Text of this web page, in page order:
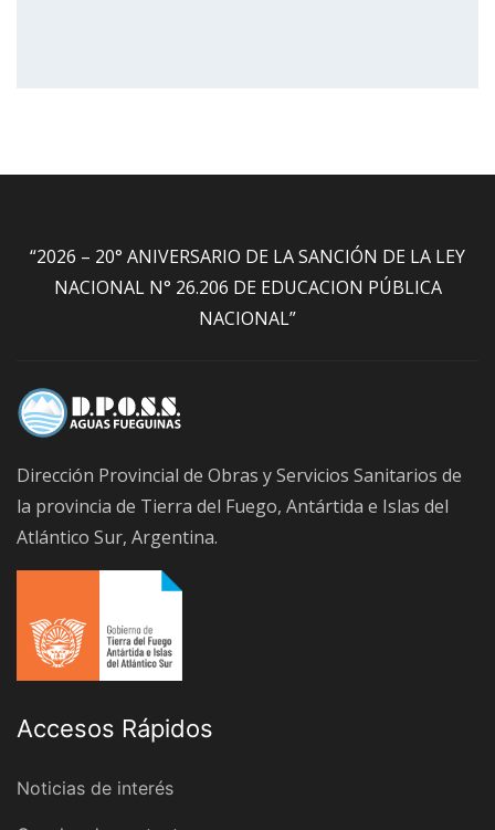
“2026 – 20° ANIVERSARIO DE LA SANCIÓN DE LA LEY
NACIONAL N° 26.206 DE EDUCACION PÚBLICA
NACIONAL”
Dirección Provincial de Obras y Servicios Sanitarios de
la provincia de Tierra del Fuego, Antártida e Islas del
Atlántico Sur, Argentina.
Accesos Rápidos
Noticias de interés